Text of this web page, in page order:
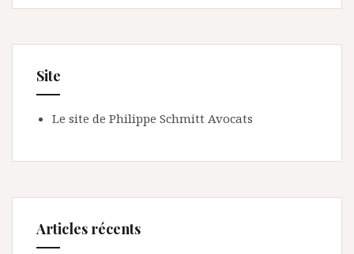
Site
Le site de Philippe Schmitt Avocats
Articles récents